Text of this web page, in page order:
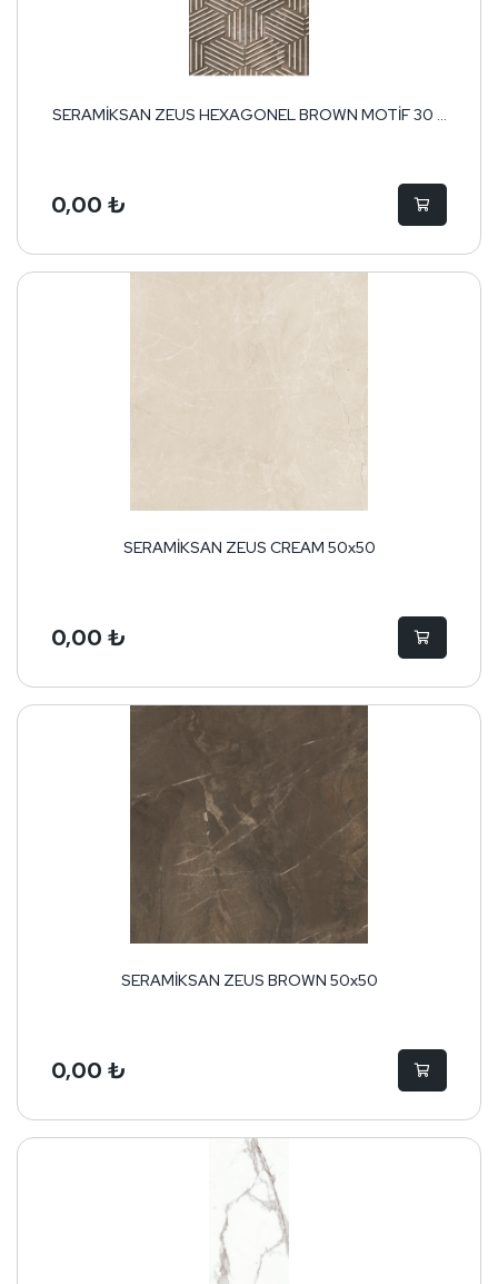
SERAMİKSAN ZEUS HEXAGONEL BROWN MOTİF 30 ...
0,00 ₺
SERAMİKSAN ZEUS CREAM 50x50
0,00 ₺
SERAMİKSAN ZEUS BROWN 50x50
0,00 ₺